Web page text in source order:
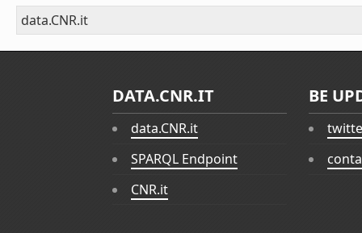
data.CNR.it
DATA.CNR.IT
data.CNR.it
SPARQL Endpoint
CNR.it
BE